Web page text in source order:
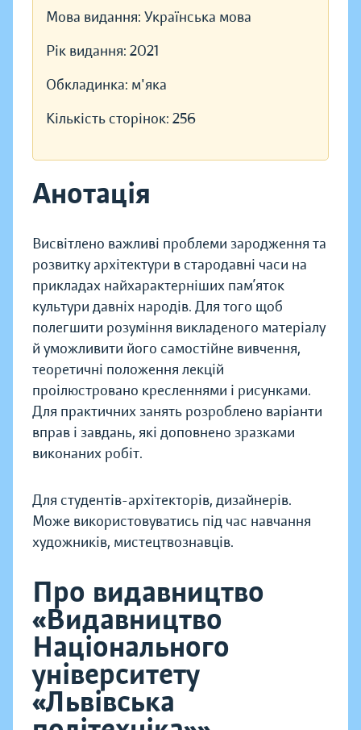
Мова видання: Українська мова
Рік видання: 2021
Обкладинка: м'яка
Кількість сторінок: 256
Анотація
Висвітлено важливі проблеми зародження та
розвитку архітектури в стародавні часи на
прикладах найхарактерніших пам’яток
культури давніх народів. Для того щоб
полегшити розуміння викладеного матеріалу
й уможливити його самостійне вивчення,
теоретичні положення лекцій
проілюстровано кресленнями і рисунками.
Для практичних занять розроблено варіанти
вправ і завдань, які доповнено зразками
виконаних робіт.
Для студентів-архітекторів, дизайнерів.
Може використовуватись під час навчання
художників, мистецтвознавців.
Про видавництво
«Видавництво
Національного
університету
«Львівська